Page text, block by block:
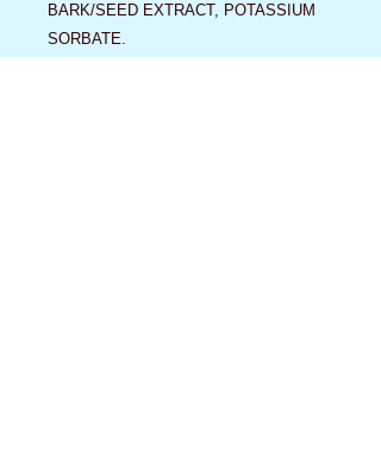
BARK/SEED EXTRACT, POTASSIUM
SORBATE.